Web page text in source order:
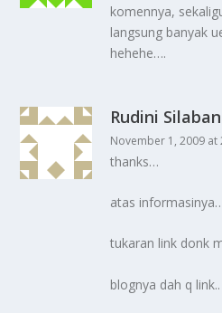
komennya,
langsung banyak
hehehe….
Rudini Silaban
November 1, 2009 at
thanks…
atas
tukaran link donk
blognya dah q link..